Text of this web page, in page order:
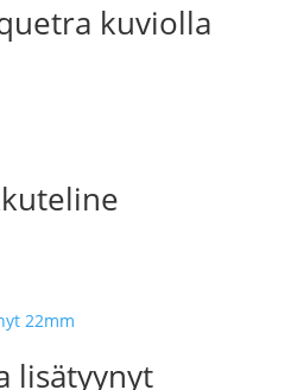
kuviolla
lisätyynyt